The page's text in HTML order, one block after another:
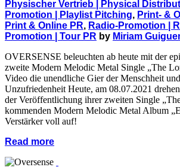
Physischer Vertrieb | Physical
Promotion | Playlist Pitching, Print- &
Print & Online PR, Radio-Promotion |
Promotion | Tour PR by Miriam
OVERSENSE beleuchten ab heute mit der
zweite Modern Melodic Metal Single „The
Video die unendliche Gier der Menschheit
Unzufriedenheit Heute, am 08.07.2021
der Veröffentlichung ihrer zweiten Single
kommenden Modern Melodic Metal Album
Verstärker voll auf!
Read more